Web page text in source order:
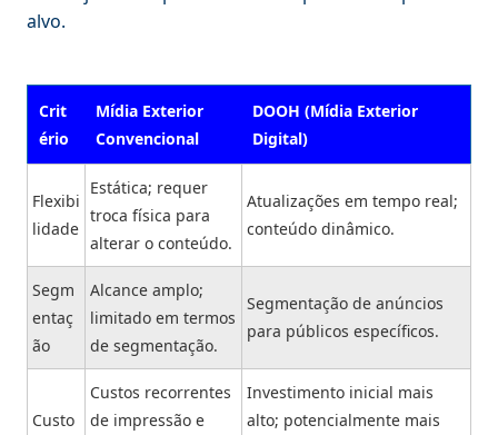
alvo.
Crit
ério
Mídia Exterior
Convencional
DOOH (Mídia Exterior
Digital)
Flexibi
lidade
Estática; requer
troca física para
alterar o conteúdo.
Atualizações em tempo real;
conteúdo dinâmico.
Segm
entaç
ão
Alcance amplo;
limitado em termos
de segmentação.
Segmentação de anúncios
para públicos específicos.
Custo
Custos recorrentes
de impressão e
Investimento inicial mais
alto; potencialmente mais